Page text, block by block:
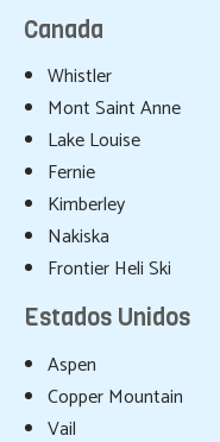
Canada
Whistler
Mont Saint Anne
Lake Louise
Fernie
Kimberley
Nakiska
Frontier Heli Ski
Estados Unidos
Aspen
Copper Mountain
Vail